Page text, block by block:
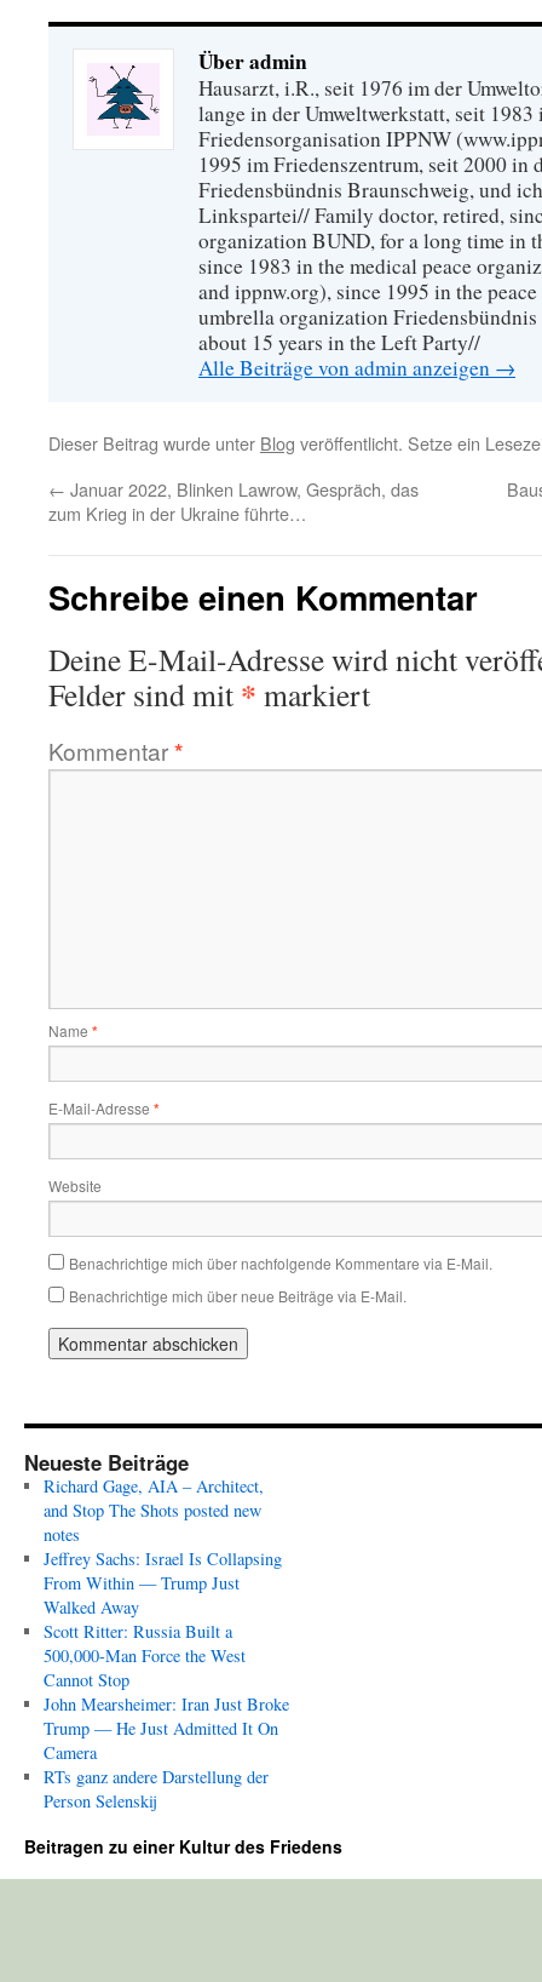
Über admin
Hausarzt, i.R., seit 1976 im der
lange in der Umweltwerkstatt, seit
Friedensorganisation IPPNW
1995 im Friedenszentrum, seit 2000 in
Friedensbündnis Braunschweig, und
Linkspartei// Family doctor, retired,
organization BUND, for a long time in
since 1983 in the medical peace
and ippnw.org), since 1995 in the
umbrella organization
about 15 years in the Left Party//
Alle Beiträge von admin anzeigen →
Dieser Beitrag wurde unter Blog veröffentlicht. Setze ein
← Januar 2022, Blinken Lawrow, Gespräch, das
zum Krieg in der Ukraine führte…
Schreibe einen Kommentar
Deine E-Mail-Adresse wird nicht
Felder sind mit * markiert
Kommentar*
Name *
E-Mail-Adresse *
Website
Benachrichtige mich über nachfolgende Kommentare via E-Mail.
Benachrichtige mich über neue Beiträge via E-Mail.
Neueste Beiträge
Richard Gage, AIA – Architect,
and Stop The Shots posted new
notes
Jeffrey Sachs: Israel Is Collapsing
From Within — Trump Just
Walked Away
Scott Ritter: Russia Built a
500,000-Man Force the West
Cannot Stop
John Mearsheimer: Iran Just Broke
Trump — He Just Admitted It On
Camera
RTs ganz andere Darstellung der
Person Selenskij
Beitragen zu einer Kultur des Friedens